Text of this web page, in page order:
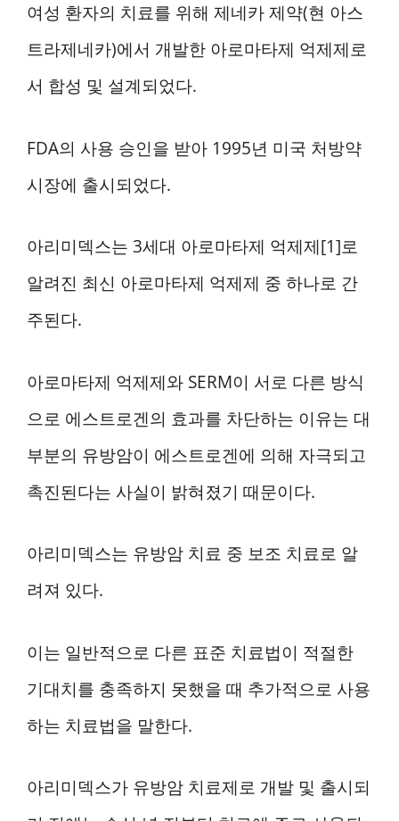
여성 환자의 치료를 위해 제네카 제약(현 아스
트라제네카)에서 개발한 아로마타제 억제제로
서 합성 및 설계되었다.
FDA의 사용 승인을 받아 1995년 미국 처방약
시장에 출시되었다.
아리미덱스는 3세대 아로마타제 억제제[1]로
알려진 최신 아로마타제 억제제 중 하나로 간
주된다.
아로마타제 억제제와 SERM이 서로 다른 방식
으로 에스트로겐의 효과를 차단하는 이유는 대
부분의 유방암이 에스트로겐에 의해 자극되고
촉진된다는 사실이 밝혀졌기 때문이다.
아리미덱스는 유방암 치료 중 보조 치료로 알
려져 있다.
이는 일반적으로 다른 표준 치료법이 적절한
기대치를 충족하지 못했을 때 추가적으로 사용
하는 치료법을 말한다.
아리미덱스가 유방암 치료제로 개발 및 출시되